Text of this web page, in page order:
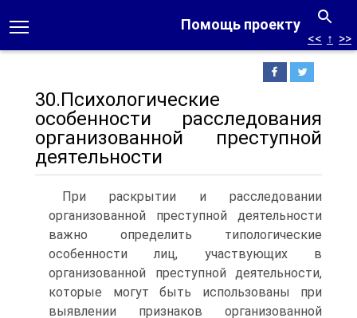
Помощь проекту
<< ↑ >>
30.Психологические
особенности расследования
организованной преступной
деятельности
При раскрытии и расследовании
организованной преступной деятельности
важно определить типологические
особенности лиц, участвующих в
организованной преступной деятельности,
которые могут быть использованы при
выявлении признаков организованной